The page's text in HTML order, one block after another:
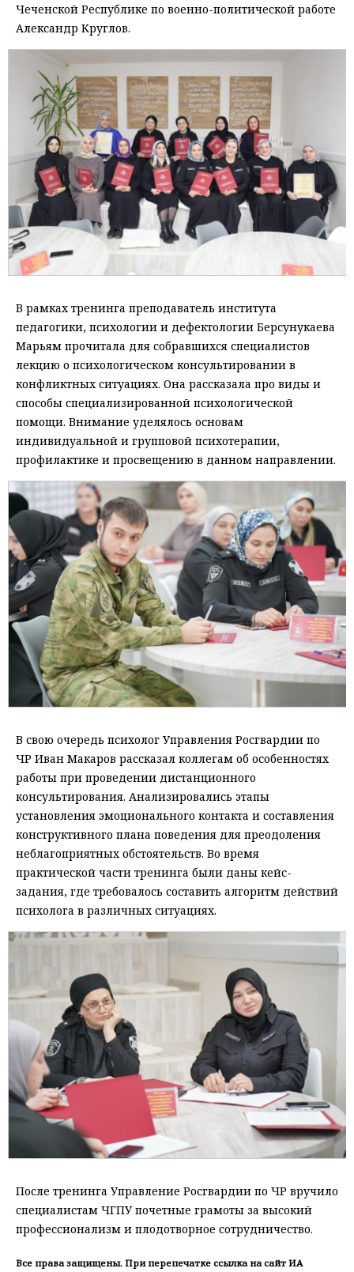
Чеченской Республике по военно-политической работе
Александр Круглов.
В рамках тренинга преподаватель института
педагогики, психологии и дефектологии Берсунукаева
Марьям прочитала для собравшихся специалистов
лекцию о психологическом консультировании в
конфликтных ситуациях. Она рассказала про виды и
способы специализированной психологической
помощи. Внимание уделялось основам
индивидуальной и групповой психотерапии,
профилактике и просвещению в данном направлении.
В свою очередь психолог Управления Росгвардии по
ЧР Иван Макаров рассказал коллегам об особенностях
работы при проведении дистанционного
консультирования. Анализировались этапы
установления эмоционального контакта и составления
конструктивного плана поведения для преодоления
неблагоприятных обстоятельств. Во время
практической части тренинга были даны кейс-
задания, где требовалось составить алгоритм действий
психолога в различных ситуациях.
После тренинга Управление Росгвардии по ЧР вручило
специалистам ЧГПУ почетные грамоты за высокий
профессионализм и плодотворное сотрудничество.
Все права защищены. При перепечатке ссылка на сайт ИА